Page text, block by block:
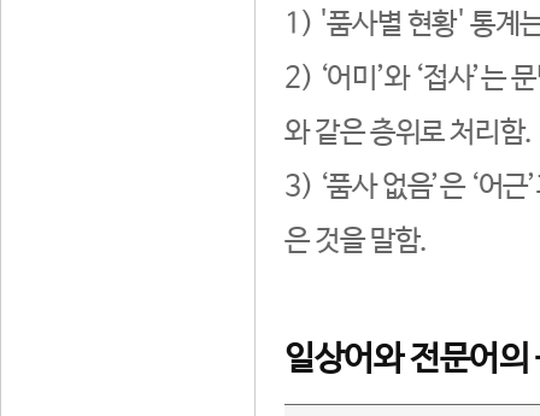
1) '품사별 현황' 통계
2) ‘어미’와 ‘접사’는
와 같은 층위로 처리함.
3) ‘품사 없음’은 ‘어
은 것을 말함.
일상어와 전문어의